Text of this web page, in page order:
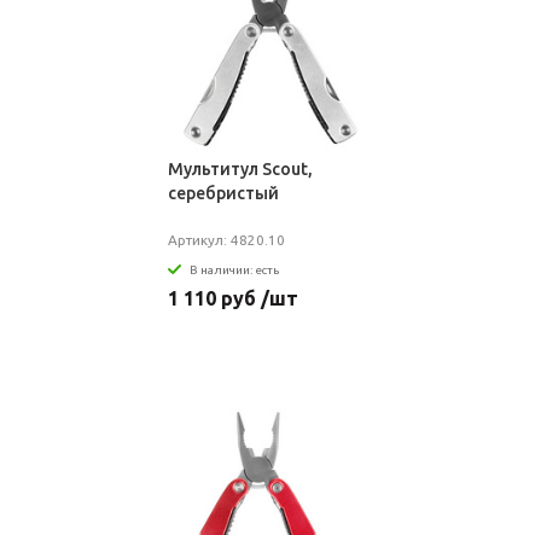
Мультитул Scout,
серебристый
Артикул: 4820.10
В наличии: есть
1 110 руб /шт